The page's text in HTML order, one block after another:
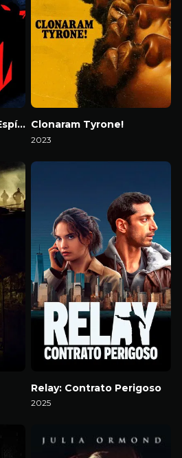
Hellboy Animated: O Espírito de Fantasma Clonaram Tyrone!
2023
Relay: Contrato Perigoso
2025